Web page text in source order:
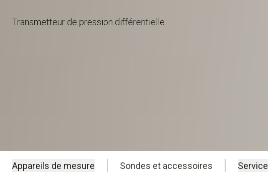
Transmetteur de pression différentielle
Appareils de mesure Sondes et accessoires